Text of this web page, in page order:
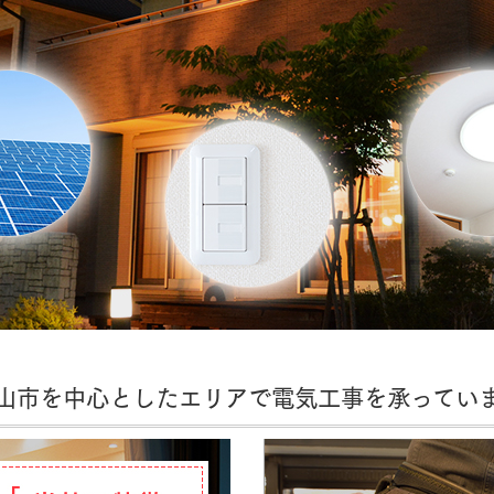
市を中心としたエリアで電気工事を承ってい